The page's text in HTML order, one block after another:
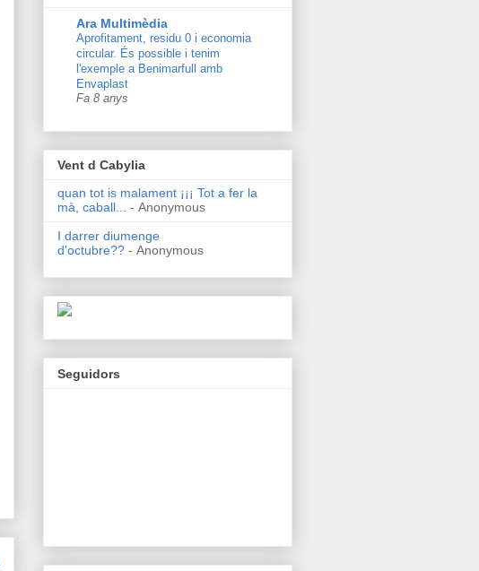
Ara Multimèdia
Aprofitament, residu 0 i economia
circular. És possible i tenim
l'exemple a Benimarfull amb
Envaplast
Fa 8 anys
Vent d Cabylia
quan tot is malament ¡¡¡ Tot a fer la
mà, caball...
- Anonymous
I darrer diumenge
d'octubre?? - Anonymous
Seguidors